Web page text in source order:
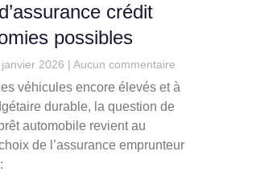
crédit
possibles
2026 Aucun commentaire
véhicules encore élevés et à
durable, la question de
automobile revient au
de l’assurance emprunteur